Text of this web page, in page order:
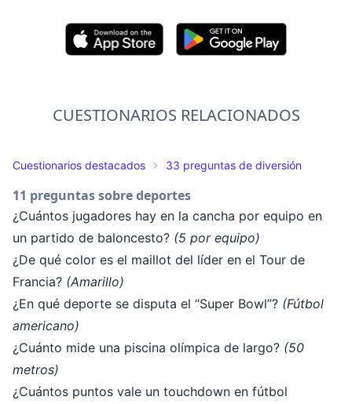
CUESTIONARIOS RELACIONADOS
Cuestionarios destacados 33 preguntas de diversión
11 preguntas sobre deportes
¿Cuántos jugadores hay en la cancha por equipo en
un partido de baloncesto? (5 por equipo)
¿De qué color es el maillot del líder en el Tour de
Francia? (Amarillo)
¿En qué deporte se disputa el “Super Bowl”? (Fútbol
americano)
¿Cuánto mide una piscina olímpica de largo? (50
metros)
¿Cuántos puntos vale un touchdown en fútbol